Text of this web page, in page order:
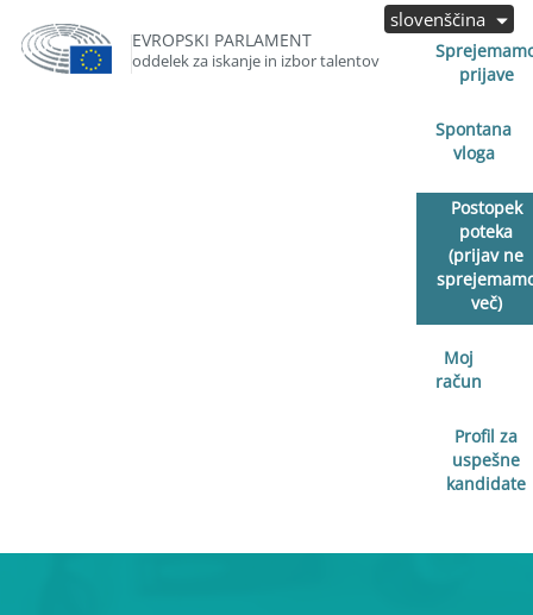
EVROPSKI PARLAMENT
oddelek za iskanje in izbor talentov
prijave
Spontana
vloga
Postopek
poteka
(prijav ne
več)
Moj
račun
Profil za
uspešne
kandidate
slovenščina